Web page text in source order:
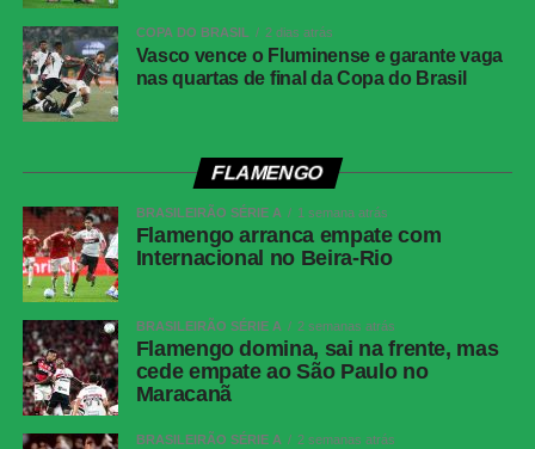
WhatsApp
Facebook
Messenger
LinkedIn
Share
COPA DO BRASIL 2 dias atrás
Vasco vence o Fluminense e garante vaga
nas quartas de final da Copa do Brasil
FLAMENGO
BRASILEIRÃO SÉRIE A 1 semana atrás
Flamengo arranca empate com
Internacional no Beira-Rio
BRASILEIRÃO SÉRIE A 2 semanas atrás
Flamengo domina, sai na frente, mas
cede empate ao São Paulo no
Maracanã
BRASILEIRÃO SÉRIE A 2 semanas atrás